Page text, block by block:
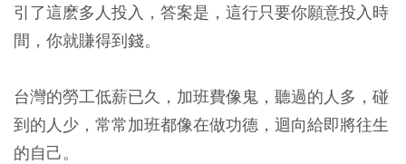
引了這麽多人投入，答案是，這行只要你願意投入時
間，你就賺得到錢。
台灣的勞工低薪已久，加班費像鬼，聽過的人多，碰
到的人少，常常加班都像在做功德，迴向給即將往生
的自己。